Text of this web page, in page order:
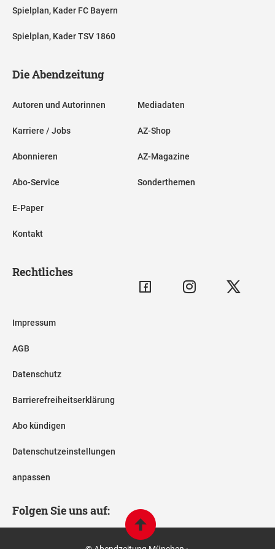
Spielplan, Kader FC Bayern
Spielplan, Kader TSV 1860
Die Abendzeitung
Autoren und Autorinnen
Karriere / Jobs
Abonnieren
Abo-Service
E-Paper
Kontakt
Mediadaten
AZ-Shop
AZ-Magazine
Sonderthemen
Rechtliches
Impressum
AGB
Datenschutz
Barrierefreiheitserklärung
Abo kündigen
Datenschutzeinstellungen
anpassen
Folgen Sie uns auf: